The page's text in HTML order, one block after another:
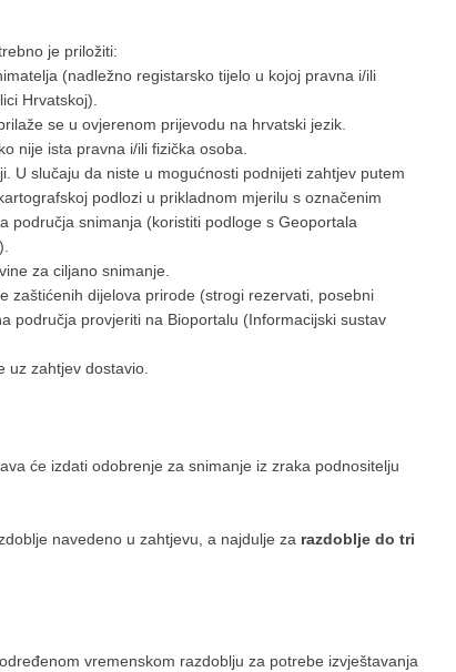
je priložiti:
(nadležno registarsko tijelo u kojoj pravna i/ili
Hrvatskoj).
se u ovjerenom prijevodu na hrvatski jezik.
nije ista pravna i/ili fizička osoba.
U slučaju da niste u mogućnosti podnijeti zahtjev putem
podlozi u prikladnom mjerilu s označenim
područja snimanja (koristiti podloge s Geoportala
).
za ciljano snimanje.
zaštićenih dijelova prirode (strogi rezervati, posebni
područja provjeriti na Bioportalu (Informacijski sustav
uz zahtjev dostavio.
će izdati odobrenje za snimanje iz zraka podnositelju
navedeno u zahtjevu, a najdulje za razdoblje do tri
vremenskom razdoblju za potrebe izvještavanja